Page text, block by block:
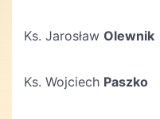
Ks. Jarosław Olewnik
Ks. Wojciech Paszko